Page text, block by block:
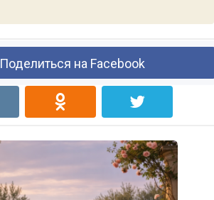
Поделиться на Facebook